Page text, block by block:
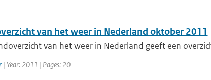
van het weer in Nederland oktober 2011
van het weer in Nederland geeft een
| Year: 2011 | Pages: 20